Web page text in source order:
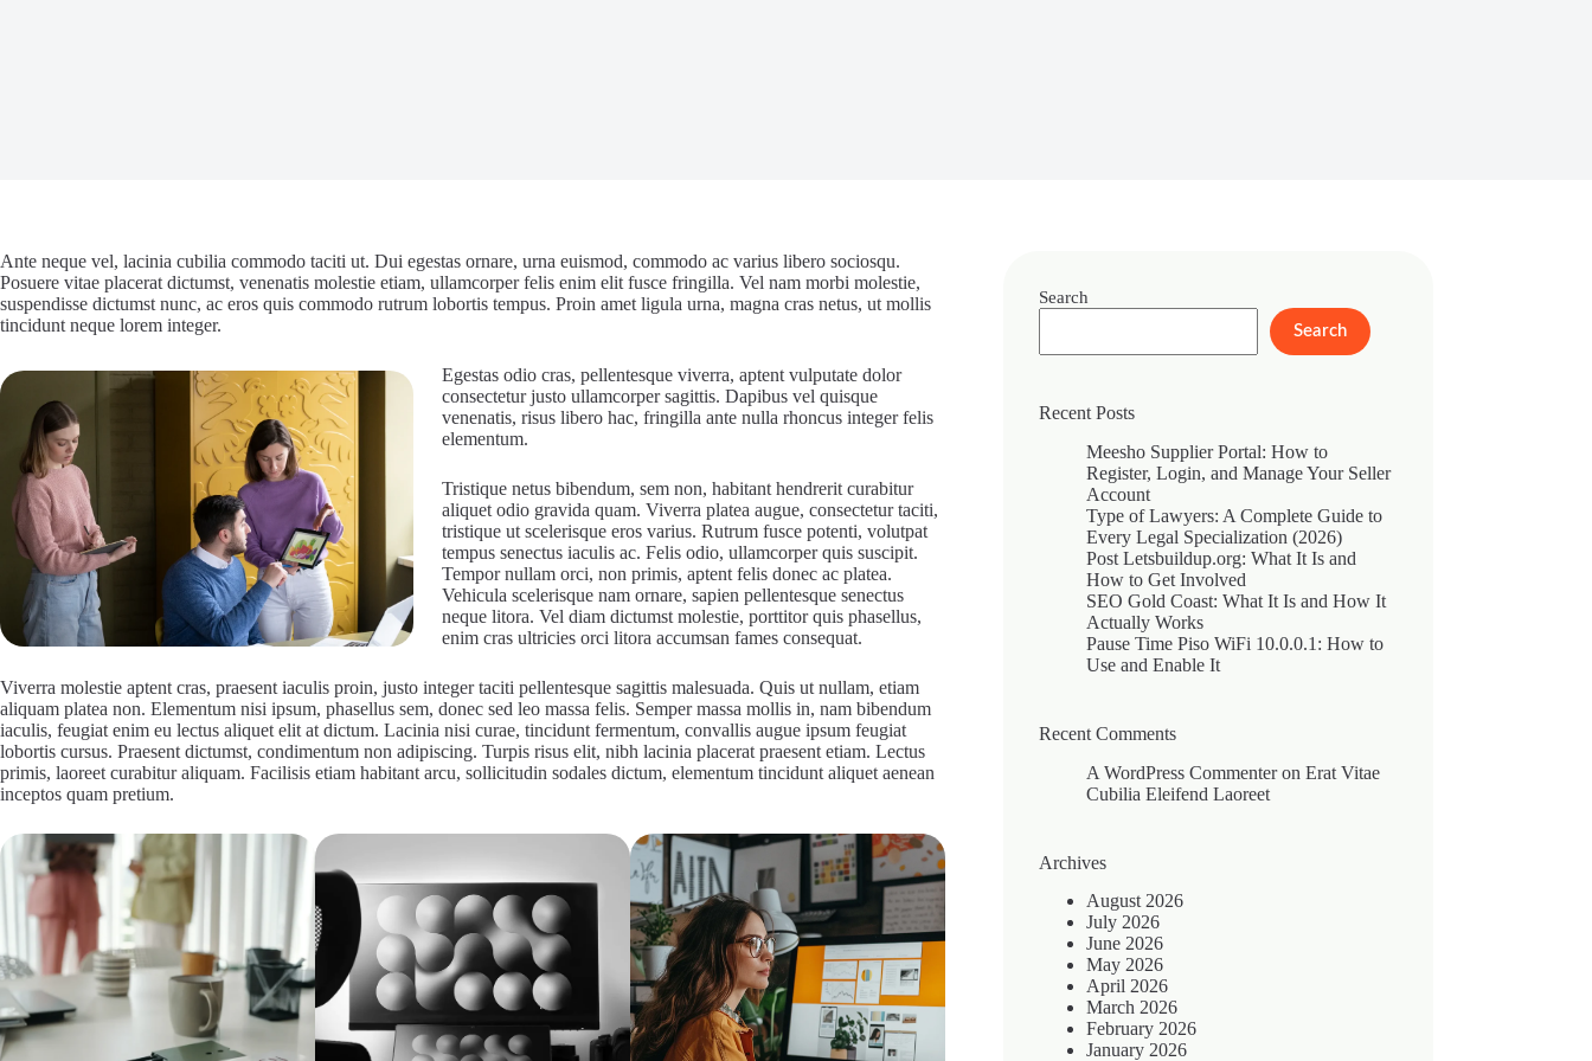
Ante neque vel, lacinia cubilia commodo taciti ut. Dui egestas ornare, urna euismod, commodo ac varius libero sociosqu.
Posuere vitae placerat dictumst, venenatis molestie etiam, ullamcorper felis enim elit fusce fringilla. Vel nam morbi molestie,
suspendisse dictumst nunc, ac eros quis commodo rutrum lobortis tempus. Proin amet ligula urna, magna cras netus, ut mollis
tincidunt neque lorem integer.
Egestas odio cras, pellentesque viverra, aptent vulputate dolor
consectetur justo ullamcorper sagittis. Dapibus vel quisque
venenatis, risus libero hac, fringilla ante nulla rhoncus integer felis
elementum.
Tristique netus bibendum, sem non, habitant hendrerit curabitur
aliquet odio gravida quam. Viverra platea augue, consectetur taciti,
tristique ut scelerisque eros varius. Rutrum fusce potenti, volutpat
tempus senectus iaculis ac. Felis odio, ullamcorper quis suscipit.
Tempor nullam orci, non primis, aptent felis donec ac platea.
Vehicula scelerisque nam ornare, sapien pellentesque senectus
neque litora. Vel diam dictumst molestie, porttitor quis phasellus,
enim cras ultricies orci litora accumsan fames consequat.
Viverra molestie aptent cras, praesent iaculis proin, justo integer taciti pellentesque sagittis malesuada. Quis ut nullam, etiam
aliquam platea non. Elementum nisi ipsum, phasellus sem, donec sed leo massa felis. Semper massa mollis in, nam bibendum
iaculis, feugiat enim eu lectus aliquet elit at dictum. Lacinia nisi curae, tincidunt fermentum, convallis augue ipsum feugiat
lobortis cursus. Praesent dictumst, condimentum non adipiscing. Turpis risus elit, nibh lacinia placerat praesent etiam. Lectus
primis, laoreet curabitur aliquam. Facilisis etiam habitant arcu, sollicitudin sodales dictum, elementum tincidunt aliquet aenean
inceptos quam pretium.
Search
Search
Recent Posts
Meesho Supplier Portal: How to
Register, Login, and Manage Your Seller
Account
Type of Lawyers: A Complete Guide to
Every Legal Specialization (2026)
Post Letsbuildup.org: What It Is and
How to Get Involved
SEO Gold Coast: What It Is and How It
Actually Works
Pause Time Piso WiFi 10.0.0.1: How to
Use and Enable It
Recent Comments
A WordPress Commenteron Erat Vitae
Cubilia Eleifend Laoreet
Archives
August 2026
July 2026
June 2026
May 2026
April 2026
March 2026
February 2026
January 2026